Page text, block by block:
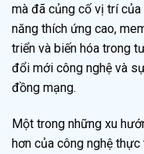
mà đã củng cố vị trí
năng thích ứng cao,
triển và biến hóa trong
đổi mới công nghệ và
đồng mạng.
Một trong những xu
hơn của công nghệ